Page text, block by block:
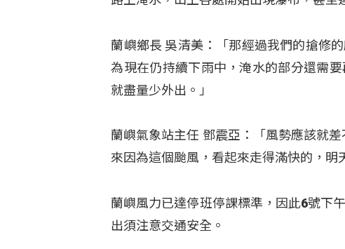
蘭嶼鄉長 吳清美：「那經過我們的搶修
為現在仍持續下雨中，淹水的部分還需
就盡量少外出。」
蘭嶼氣象站主任 鄧震亞：「風勢應該就
來因為這個颱風，看起來走得滿快的，明
蘭嶼風力已達停班停課標準，因此6號下
出須注意交通安全。